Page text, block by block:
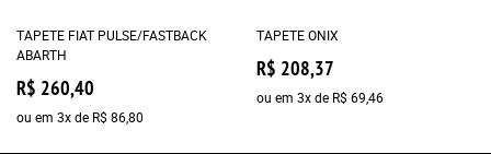
TAPETE FIAT PULSE/FASTBACK
ABARTH
R$ 260,40
ou em 3xde R$ 86,80
TAPETE ONIX
R$ 208,37
ou em 3xde R$ 69,46